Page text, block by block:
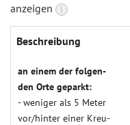
anzeigen
i
Beschreibung
an einem der folgen­
den Orte geparkt:
- weniger als 5 Meter
vor/hinter einer Kreu­